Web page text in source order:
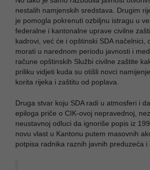
nestalih namjenskih sredstava. Drugim
je pomogla pokrenuti ozbiljnu istragu u
federalne i kantonalne uprave civilne
kadrovi, već će i opštinski SDA načelnici,
morati u narednom periodu javnosti i
račune opštinskih Službi civilne zaštite
priliku vidjeti kuda su otišli novci
korita rijeka i zaštitu od poplava.
Druga stvar koju SDA radi u atmosferi i
epiloga priče o CIK-ovoj nepravednoj,
neustavnoj odluci da ignoriše popis iz
novu vlast u Kantonu putem masovnih
potpisa radnika raznih javnih preduzeća i